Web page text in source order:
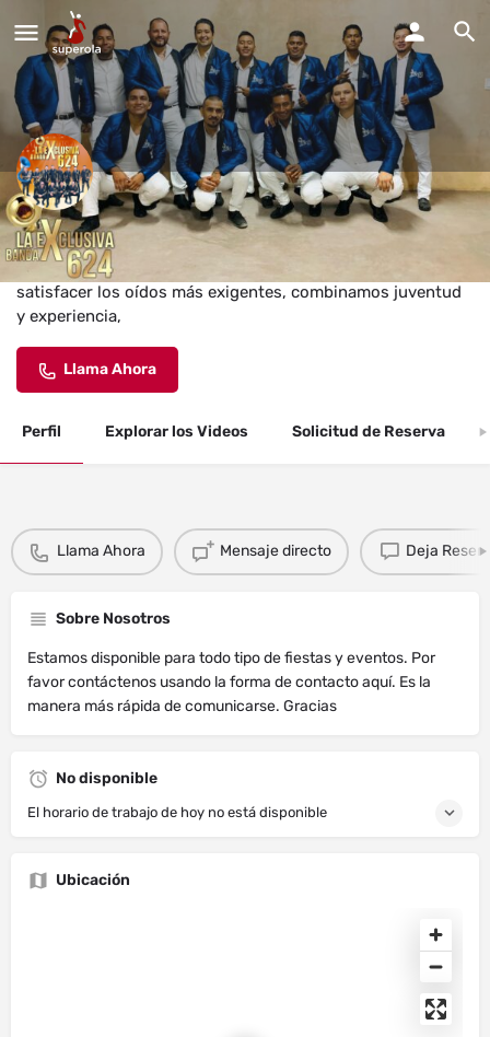
La Exclusiva Banda 624
La Exclusiva Banda 624 nace en el 2020 pensada en
satisfacer los oídos más exigentes, combinamos juventud
y experiencia,
Llama Ahora
Perfil Explorar los Videos Solicitud de Reserva
Llama Ahora Mensaje directo Deja
Sobre Nosotros
Estamos disponible para todo tipo de fiestas y eventos. Por
favor contáctenos usando la forma de contacto aquí. Es la
manera más rápida de comunicarse. Gracias
No disponible
El horario de trabajo de hoy no está disponible
Ubicación